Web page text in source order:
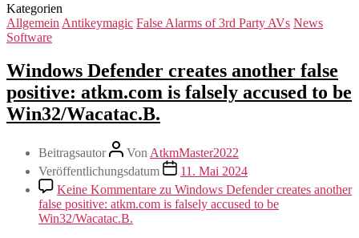
Kategorien
Allgemein Antikeymagic False Alarms of 3rd Party AVs News
Software
Windows Defender creates another false
positive: atkm.com is falsely accused to be
Win32/Wacatac.B.
Beitragsautor Von AtkmMaster2022
Veröffentlichungsdatum
11. Mai 2024
Keine Kommentare zu Windows Defender creates another
false positive: atkm.com is falsely accused to be
Win32/Wacatac.B.